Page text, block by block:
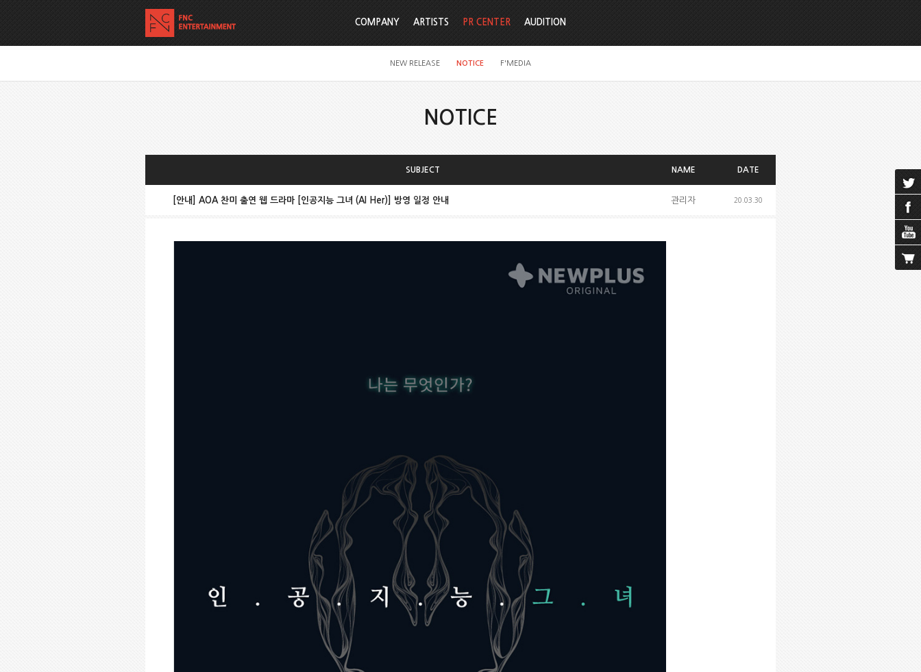
COMPANY ARTISTS PR CENTER
NEW RELEASE NOTICE F'MEDIA
AUDITION
NOTICE
SUBJECT NAME DATE
[안내] AOA 찬미 출연 웹 드라마 [인공지능 그녀 (AI Her)] 방영 일정 안내 관리자 20.03.30